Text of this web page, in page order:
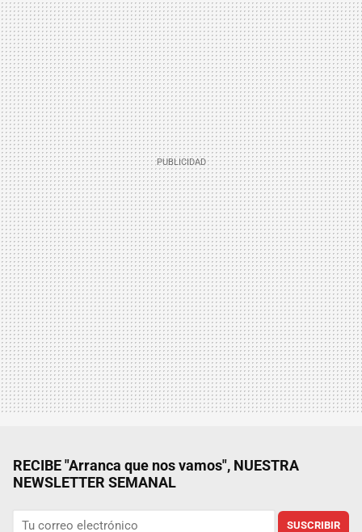
RECIBE "Arranca que nos vamos", NUESTRA
NEWSLETTER SEMANAL
SUSCRIBIR